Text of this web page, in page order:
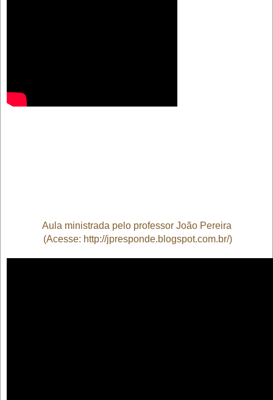
Aula ministrada pelo professor João Pereira
(Acesse: http://jpresponde.blogspot.com.br/)